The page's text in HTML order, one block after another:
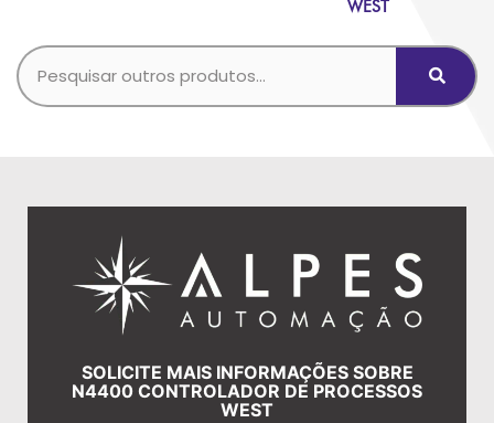
WEST
SOLICITE MAIS INFORMAÇÕES SOBRE
N4400 CONTROLADOR DE PROCESSOS
WEST